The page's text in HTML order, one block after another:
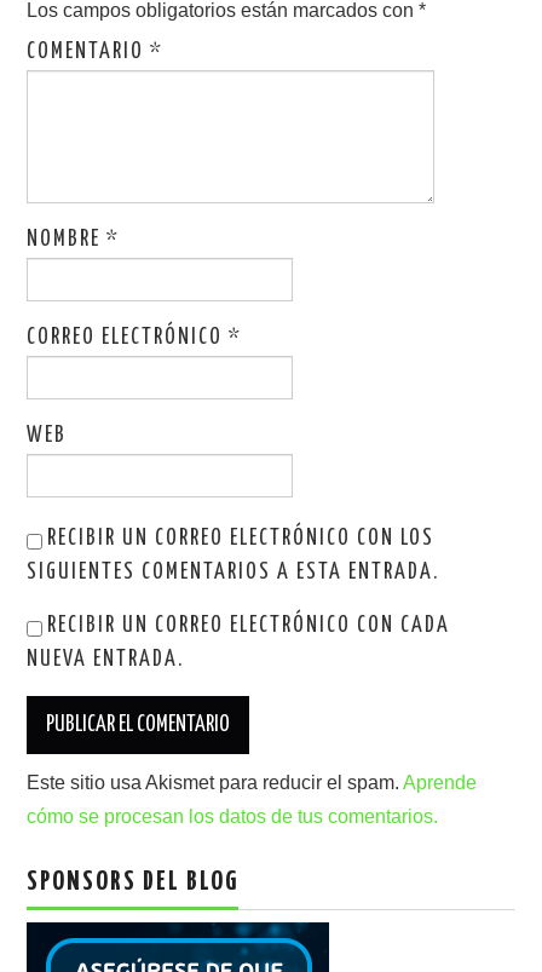
Los campos obligatorios están marcados con*
COMENTARIO*
NOMBRE*
CORREO ELECTRÓNICO*
WEB
RECIBIR UN CORREO ELECTRÓNICO CON LOS
SIGUIENTES COMENTARIOS A ESTA ENTRADA.
RECIBIR UN CORREO ELECTRÓNICO CON CADA
NUEVA ENTRADA.
Este sitio usa Akismet para reducir el spam.Aprende
cómo se procesan los datos de tus comentarios.
SPONSORS DEL BLOG